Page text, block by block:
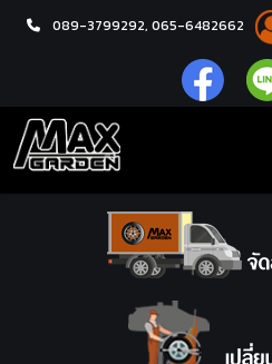
089-3799292, 065-6482662
หน้าแรก